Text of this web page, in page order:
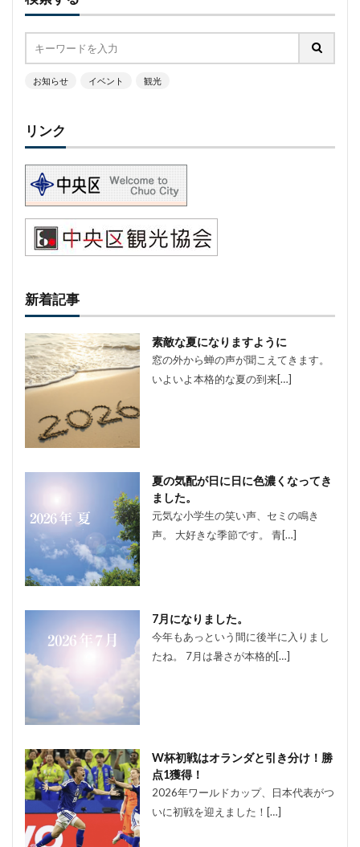
お知らせ イベント 観光
リンク
新着記事
素敵な夏になりますように
窓の外から蝉の声が聞こえてきます。
いよいよ本格的な夏の到来[…]
夏の気配が日に日に色濃くなってき
ました。
元気な小学生の笑い声、セミの鳴き
声。 大好きな季節です。 青[…]
7月になりました。
今年もあっという間に後半に入りまし
たね。 7月は暑さが本格的[…]
W杯初戦はオランダと引き分け！勝
点1獲得！
2026年ワールドカップ、日本代表がつ
いに初戦を迎えました！[…]